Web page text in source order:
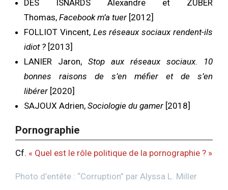
DES ISNARDS Alexandre et ZUBER
Thomas, Facebook m’a tuer [2012]
FOLLIOT Vincent, Les réseaux sociaux rendent-ils
idiot ? [2013]
LANIER Jaron, Stop aux réseaux sociaux. 10
bonnes raisons de s’en méfier et de s’en
libérer [2020]
SAJOUX Adrien, Sociologie du gamer [2018]
Pornographie
Cf. « Quel est le rôle politique de la pornographie ? »
Photo d’entête : “Corruption” par Alyssa L. Miller